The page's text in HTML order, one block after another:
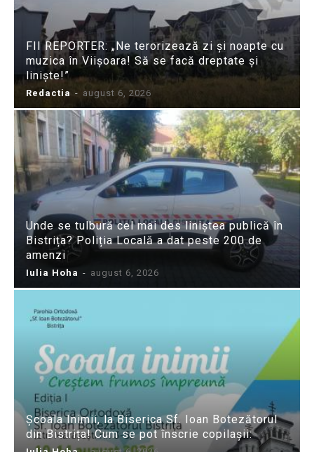
FII REPORTER: „Ne terorizează zi și noapte cu
muzica în Viișoara! Să se facă dreptate și
liniște!”
Redactia - august 6, 2026
Unde se tulbură cel mai des liniștea publică în
Bistrița? Poliția Locală a dat peste 200 de
amenzi
Iulia Hoha - august 6, 2026
Școala Inimii, la Biserica Sf. Ioan Botezătorul
din Bistrița! Cum se pot înscrie copilașii: